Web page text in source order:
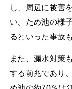
し、周辺に被害
い、ため池の様
るといった事故
また、漏水対策
する前兆であり